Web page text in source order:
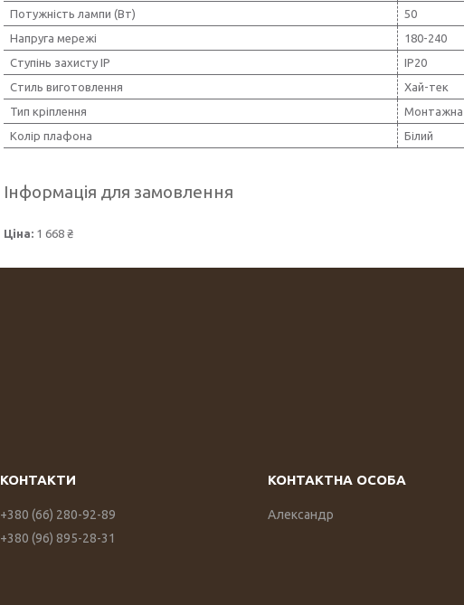
Потужність лампи (Вт)
50
Напруга мережі
180-240
Ступінь захисту IP
IP20
Стиль виготовлення
Хай-тек
Тип кріплення
Монтажна
Колір плафона
Білий
Інформація для замовлення
Ціна: 1 668 ₴
+380 (66) 280-92-89
+380 (96) 895-28-31
Александр